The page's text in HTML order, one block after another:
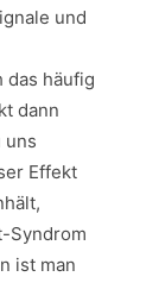
und
das häufig
dann
uns
Effekt
Syndrom
ist man